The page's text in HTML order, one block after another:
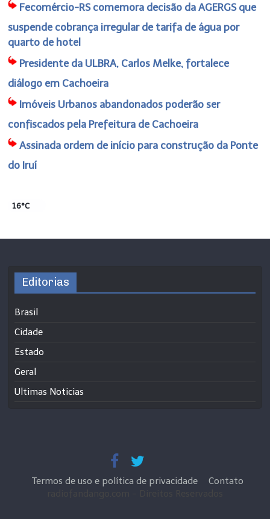
Fecomércio-RS comemora decisão da AGERGS que
suspende cobrança irregular de tarifa de água por
quarto de hotel
Presidente da ULBRA, Carlos Melke, fortalece
diálogo em Cachoeira
Imóveis Urbanos abandonados poderão ser
confiscados pela Prefeitura de Cachoeira
Assinada ordem de início para construção da Ponte
do Iruí
16°C
Editorias
Brasil
Cidade
Estado
Geral
Ultimas Noticias
Termos de uso e política de privacidade
Contato